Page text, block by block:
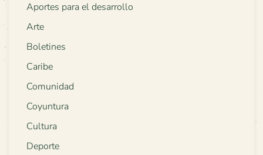
Aportes para el desarrollo
Arte
Boletines
Caribe
Comunidad
Coyuntura
Cultura
Deporte